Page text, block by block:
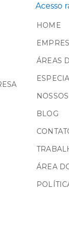
Acesso
HOME
ÁREAS
BLOG
ÁREA